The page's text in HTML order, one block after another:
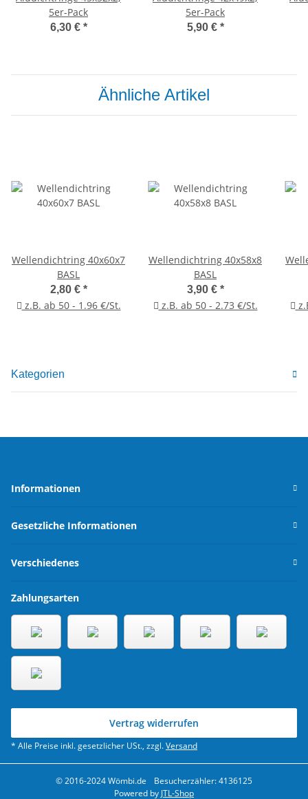
5er-Pack
6,30 € *
5er-Pack
5,90 € *
Ähnliche Artikel
Wellendichtring 40x60x7
BASL
2,80 € *
z.B. ab 50 - 1.96 €/St.
Wellendichtring 40x58x8
BASL
3,90 € *
z.B. ab 50 - 2.73 €/St.
Kategorien
Informationen
Gesetzliche Informationen
Verschiedenes
Zahlungsarten
Vertrag widerrufen
* Alle Preise inkl. gesetzlicher USt., zzgl.Versand
© 2016-2024 Wömbi.de
Besucherzähler: 4136125
Powered by JTL-Shop